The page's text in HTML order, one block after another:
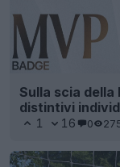
Sulla scia della
distintivi
1 16 0